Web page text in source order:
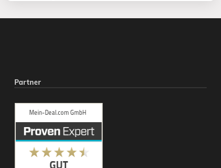
Partner